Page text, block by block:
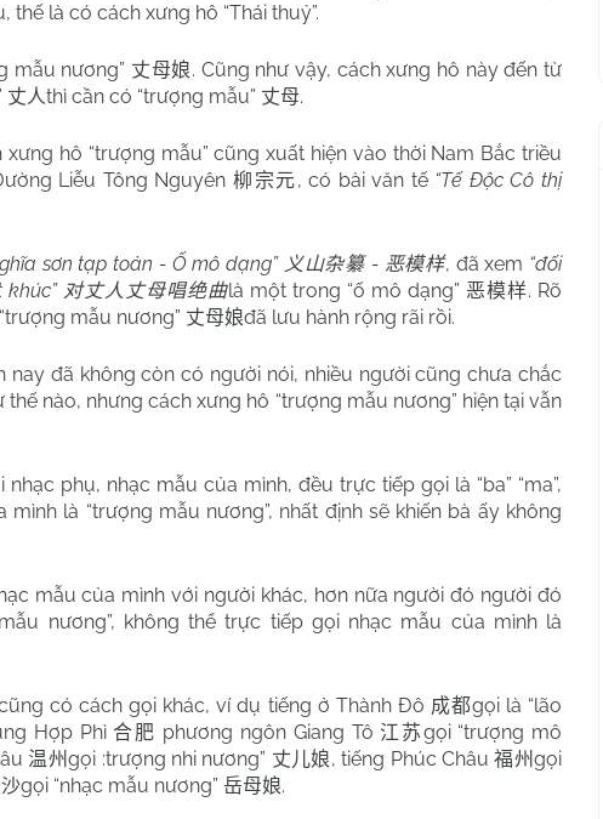
là có cách xưng hô “Thái thuỷ”.
mẫu nương” 丈母娘. Cũng như vậy, cách xưng hô này đến từ
丈人thì cần có “trượng mẫu” 丈母.
xưng hô “trượng mẫu” cũng xuất hiện vào thời Nam Bắc triều
Liễu Tông Nguyên 柳宗元, có bài văn tế “Tế Độc Cô thị
sơn tạp toản - Ố mô dạng” 义山杂纂- 恶模样, đã xem “đối
khúc” 对丈人丈母唱绝曲là một trong “ố mô dạng” 恶模样. Rõ
“trượng mẫu nương” 丈母娘đã lưu hành rộng rãi rồi.
nay đã không còn có người nói, nhiều người cũng chưa chắc
thế nào, nhưng cách xưng hô “trượng mẫu nương” hiện tại vẫn
phụ, nhạc mẫu của mình, đều trực tiếp gọi là “ba” “ma”,
là “trượng mẫu nương”, nhất định sẽ khiến bà ấy không
mẫu của mình với người khác, hơn nữa người đó người đó
nương”, không thể trực tiếp gọi nhạc mẫu của mình là
có cách gọi khác, ví dụ tiếng ở Thành Đô 成都gọi là “lão
Hợp Phì合肥 phương ngôn Giang Tô 江苏gọi “trượng mô
温州gọi :trượng nhi nương” 丈儿娘, tiếng Phúc Châu福州gọi
gọi “nhạc mẫu nương” 岳母娘.